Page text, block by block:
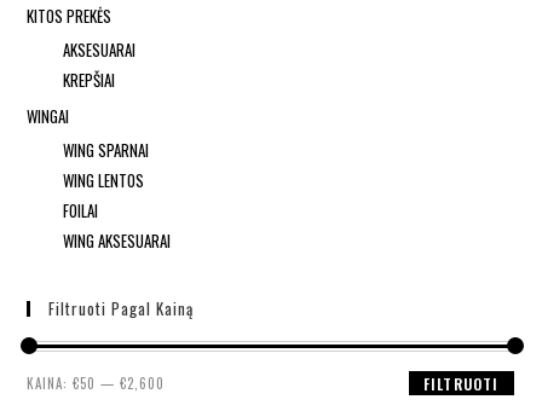
KITOS PREKĖS
AKSESUARAI
KREPŠIAI
WINGAI
WING SPARNAI
WING LENTOS
FOILAI
WING AKSESUARAI
Filtruoti Pagal Kainą
FILTRUOTI
KAINA:€50 —€2,600